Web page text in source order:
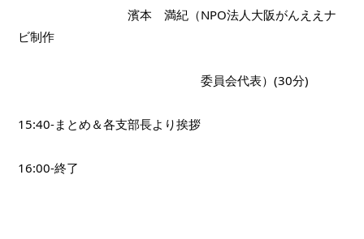
濱本　満紀（NPO法人大阪がんええナ
ビ制作
委員会代表）(30分)
15:40-まとめ＆各支部長より挨拶
16:00-終了